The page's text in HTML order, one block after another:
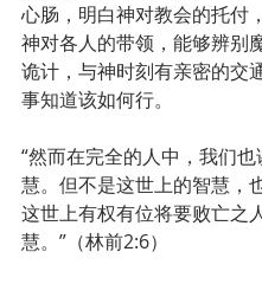
心肠，明白神对教会的托付
神对各人的带领，能够辨别
诡计，与神时刻有亲密的交
事知道该如何行。
“然而在完全的人中，我们也
慧。但不是这世上的智慧，
这世上有权有位将要败亡之
慧。”（林前2:6）